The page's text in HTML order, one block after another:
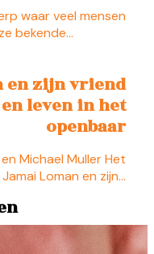
waar veel mensen
bekende…
en zijn vriend
leven in het
openbaar
Michael Muller Het
Loman en zijn…